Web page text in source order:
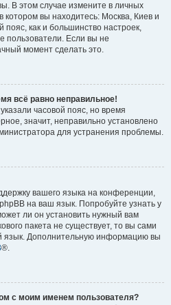
В этом случае измените в личных
котором вы находитесь: Москва, Киев и
пояс, как и большинство настроек,
пользователи. Если вы не
момент сделать это.
всё равно неправильное!
часовой пояс, но время
значит, неправильно установлено
для устранения проблемы.
вашего языка на конференции,
на ваш язык. Попробуйте узнать у
ли он установить нужный вам
пакета не существует, то вы сами
язык. Дополнительную информацию вы
®.
с моим именем пользователя?